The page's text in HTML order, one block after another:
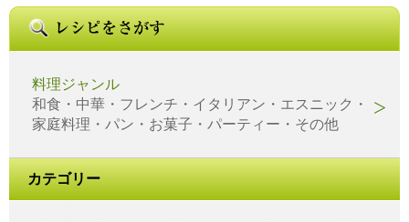
料理ジャンル
和食・中華・フレンチ・イタリアン・エスニック・
家庭料理・パン・お菓子・パーティー・その他
カテゴリー